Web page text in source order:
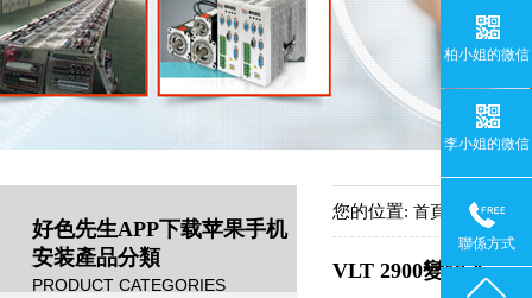
好色先生APP下载苹果手机
安装產品分類
PRODUCT CATEGORIES
您的位置: 首頁 -> 產品中
VLT 2900變頻器
柏小姐的微信
李小姐的微信
聯係方式